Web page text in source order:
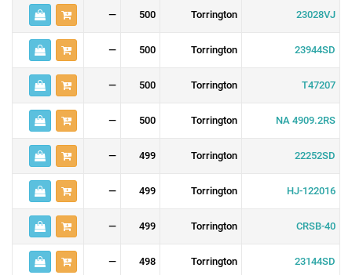
23028VJ
Torrington
500
—
23944SD
Torrington
500
—
T47207
Torrington
500
—
NA 4909.2RS
Torrington
500
—
22252SD
Torrington
499
—
HJ-122016
Torrington
499
—
CRSB-40
Torrington
499
—
23144SD
Torrington
498
—